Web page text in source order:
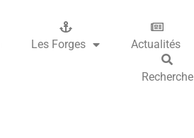
Les Forges Actualités
Recherche